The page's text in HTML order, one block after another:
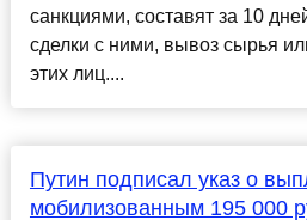
санкциями, составят за 10
сделки с ними, вывоз сырья
этих лиц....
Путин подписал указ о
мобилизованным 195 000